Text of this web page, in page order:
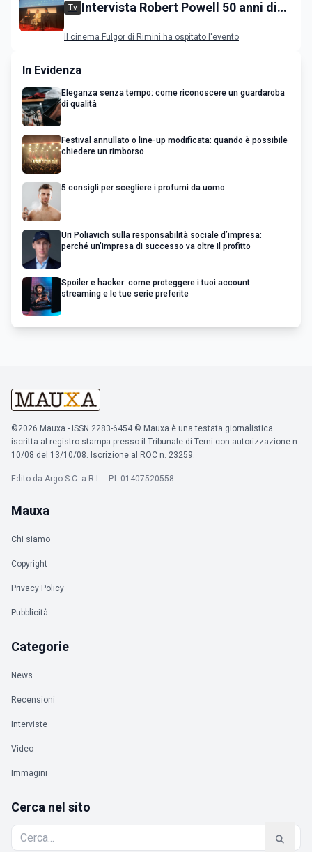
Tv Intervista Robert Powell 50 anni di
pubblico
Il cinema Fulgor di Rimini ha ospitato l'evento
In Evidenza
Eleganza senza tempo: come riconoscere un guardaroba
di qualità
Festival annullato o line-up modificata: quando è possibile
chiedere un rimborso
5 consigli per scegliere i profumi da uomo
Uri Poliavich sulla responsabilità sociale d’impresa:
perché un’impresa di successo va oltre il profitto
Spoiler e hacker: come proteggere i tuoi account
streaming e le tue serie preferite
©2026 Mauxa - ISSN 2283-6454 © Mauxa è una testata giornalistica
iscritta al registro stampa presso il Tribunale di Terni con autorizzazione n.
10/08 del 13/10/08. Iscrizione al ROC n. 23259.
Edito da Argo S.C. a R.L. - P.I. 01407520558
Mauxa
Chi siamo
Copyright
Privacy Policy
Pubblicità
Categorie
News
Recensioni
Interviste
Video
Immagini
Cerca nel sito